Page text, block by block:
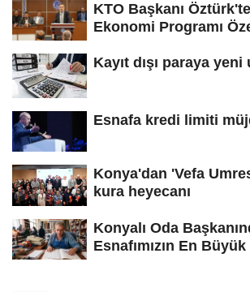
KTO Başkanı
Ekonomi Programı
Kayıt dışı paraya
Esnafa kredi limiti
Konya'dan 'Vefa
kura heyecanı
Konyalı Oda
Esnafımızın En